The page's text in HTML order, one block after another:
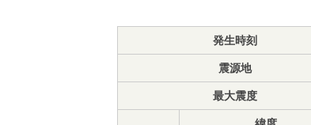
発生時刻
震源地
最大震度